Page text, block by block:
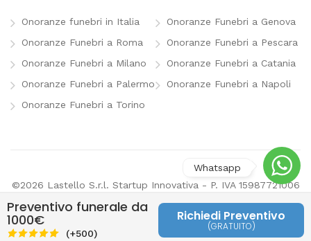
Onoranze funebri in Italia
Onoranze Funebri a Roma
Onoranze Funebri a Milano
Onoranze Funebri a Palermo
Onoranze Funebri a Torino
Onoranze Funebri a Genova
Onoranze Funebri a Pescara
Onoranze Funebri a Catania
Onoranze Funebri a Napoli
©2026 Lastello S.r.l. Startup Innovativa - P. IVA 15987721006
preferenze pubblicitarie
Preventivo funerale da
1000€
(+500)
Richiedi Preventivo
(GRATUITO)